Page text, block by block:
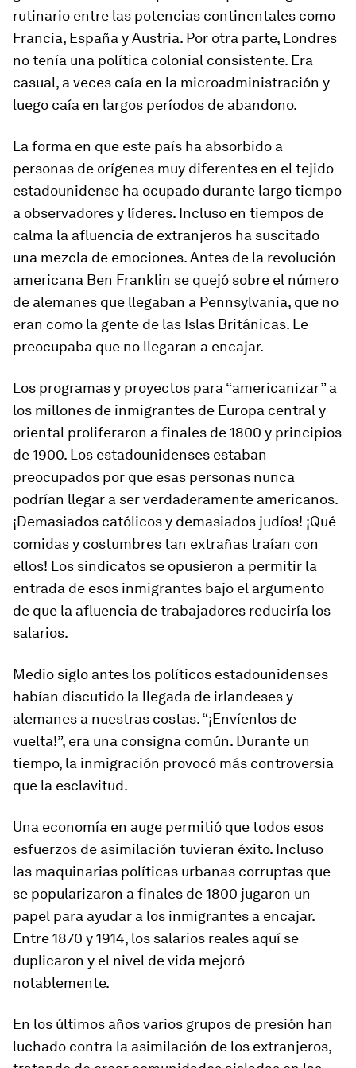
rutinario entre las potencias continentales como
Francia, España y Austria. Por otra parte, Londres
no tenía una política colonial consistente. Era
casual, a veces caía en la microadministración y
luego caía en largos períodos de abandono.
La forma en que este país ha absorbido a
personas de orígenes muy diferentes en el tejido
estadounidense ha ocupado durante largo tiempo
a observadores y líderes. Incluso en tiempos de
calma la afluencia de extranjeros ha suscitado
una mezcla de emociones. Antes de la revolución
americana Ben Franklin se quejó sobre el número
de alemanes que llegaban a Pennsylvania, que no
eran como la gente de las Islas Británicas. Le
preocupaba que no llegaran a encajar.
Los programas y proyectos para “americanizar” a
los millones de inmigrantes de Europa central y
oriental proliferaron a finales de 1800 y principios
de 1900. Los estadounidenses estaban
preocupados por que esas personas nunca
podrían llegar a ser verdaderamente americanos.
¡Demasiados católicos y demasiados judíos! ¡Qué
comidas y costumbres tan extrañas traían con
ellos! Los sindicatos se opusieron a permitir la
entrada de esos inmigrantes bajo el argumento
de que la afluencia de trabajadores reduciría los
salarios.
Medio siglo antes los políticos estadounidenses
habían discutido la llegada de irlandeses y
alemanes a nuestras costas. “¡Envíenlos de
vuelta!”, era una consigna común. Durante un
tiempo, la inmigración provocó más controversia
que la esclavitud.
Una economía en auge permitió que todos esos
esfuerzos de asimilación tuvieran éxito. Incluso
las maquinarias políticas urbanas corruptas que
se popularizaron a finales de 1800 jugaron un
papel para ayudar a los inmigrantes a encajar.
Entre 1870 y 1914, los salarios reales aquí se
duplicaron y el nivel de vida mejoró
notablemente.
En los últimos años varios grupos de presión han
luchado contra la asimilación de los extranjeros,